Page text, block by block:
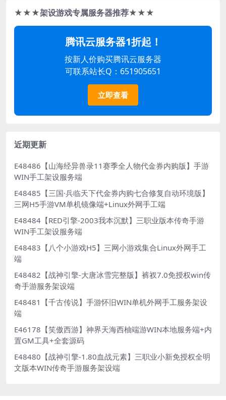
★★★架设游戏专属服务器推荐★★★
腾讯云服务器1折起！
按新人价购买腾讯云服务器
可联系站长Q：651905651
立即查看
近期更新
E48486【山海经异兽录11赛季全人物代金券内购版】手游
WIN手工架设服务端
E48485【三国·兵临天下代金券内购七合修复自动环境版】
三网H5手游VM单机镜像端+Linux外网手工端
E48484【RED引擎-2003我本沉默】三职业版本传奇手游
WIN手工架设服务端
E48483【八个小游戏H5】三网小游戏集合Linux外网手工
端
E48482【战神引擎-大唐冰雪完整版】裤衩7.0免授权win传
奇手游服务架设端
E48481【千古传说】手游怀旧WIN单机外网手工服务架设
端
E46178【笑傲西游】神界天海西柚端游WIN本地服务端+内
置GM工具+全套源码
E48480【战神引擎-1.80血战元素】三职业小新免授权全明
文版本WIN传奇手游服务架设端